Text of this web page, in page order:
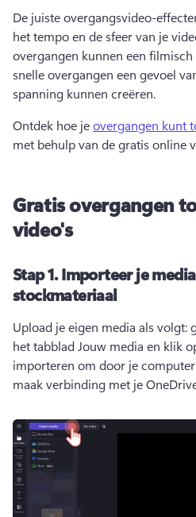
De juiste overgangsvideo-
het tempo en de sfeer van je
overgangen kunnen een
snelle overgangen een gevoel
spanning kunnen creëren.
Ontdek hoe je overgangen kunt
met behulp van de gratis online
Gratis overgangen
video's
Stap 1.Importeer je
stockmateriaal
Upload je eigen media als volgt:
het tabblad Jouw media en klik
importeren om door je
maak verbinding met je